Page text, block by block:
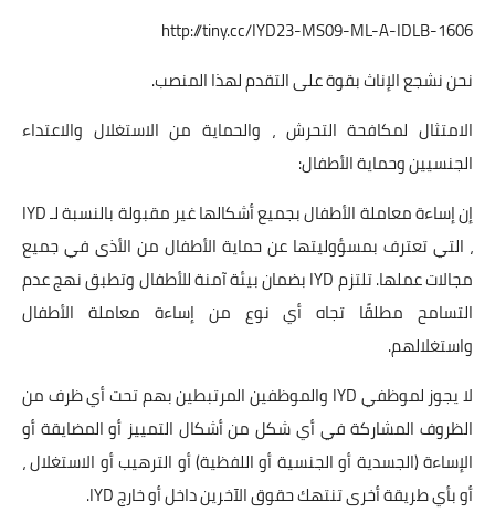
http://tiny.cc/IYD23-MS09-ML-A-IDLB-1606
نحن نشجع الإناث بقوة على التقدم لهذا المنصب.
الامتثال لمكافحة التحرش ، والحماية من الاستغلال والاعتداء
الجنسيين وحماية الأطفال:
إن إساءة معاملة الأطفال بجميع أشكالها غير مقبولة بالنسبة لـ IYD
، التي تعترف بمسؤوليتها عن حماية الأطفال من الأذى في جميع
مجالات عملها. تلتزم IYD بضمان بيئة آمنة للأطفال وتطبق نهج عدم
التسامح مطلقًا تجاه أي نوع من إساءة معاملة الأطفال
واستغلالهم.
لا يجوز لموظفي IYD والموظفين المرتبطين بهم تحت أي ظرف من
الظروف المشاركة في أي شكل من أشكال التمييز أو المضايقة أو
الإساءة (الجسدية أو الجنسية أو اللفظية) أو الترهيب أو الاستغلال ،
أو بأي طريقة أخرى تنتهك حقوق الآخرين داخل أو خارج IYD.